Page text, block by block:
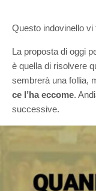
Questo indovinello
La proposta di oggi
è quella di risolvere
sembrerà una follia,
ce l’ha eccome.
successive.